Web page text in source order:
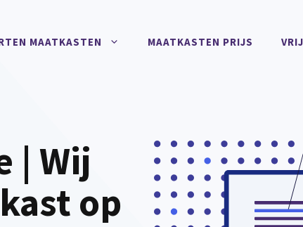
MAATKASTEN MAATKASTEN PRIJS
| Wij
op